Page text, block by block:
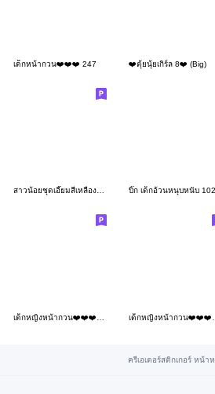
เด็กหน้ากวน❤️❤️❤️ 247 ❤️ตุ้ยนุ้ยเกิร์ล 8❤️ (Big)
สาวน้อยชุดเอี๊ยมสีเหลืองอ๋อย บิ๊ก เด็กอ้วนหนุบหนับ 102
ครีเอเตอร์สติกเกอร์ หน้า